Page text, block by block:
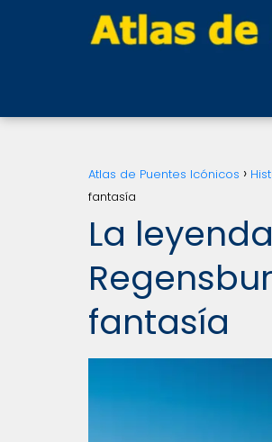
Atlas de Puentes Icónicos
fantasía
La
fantasía